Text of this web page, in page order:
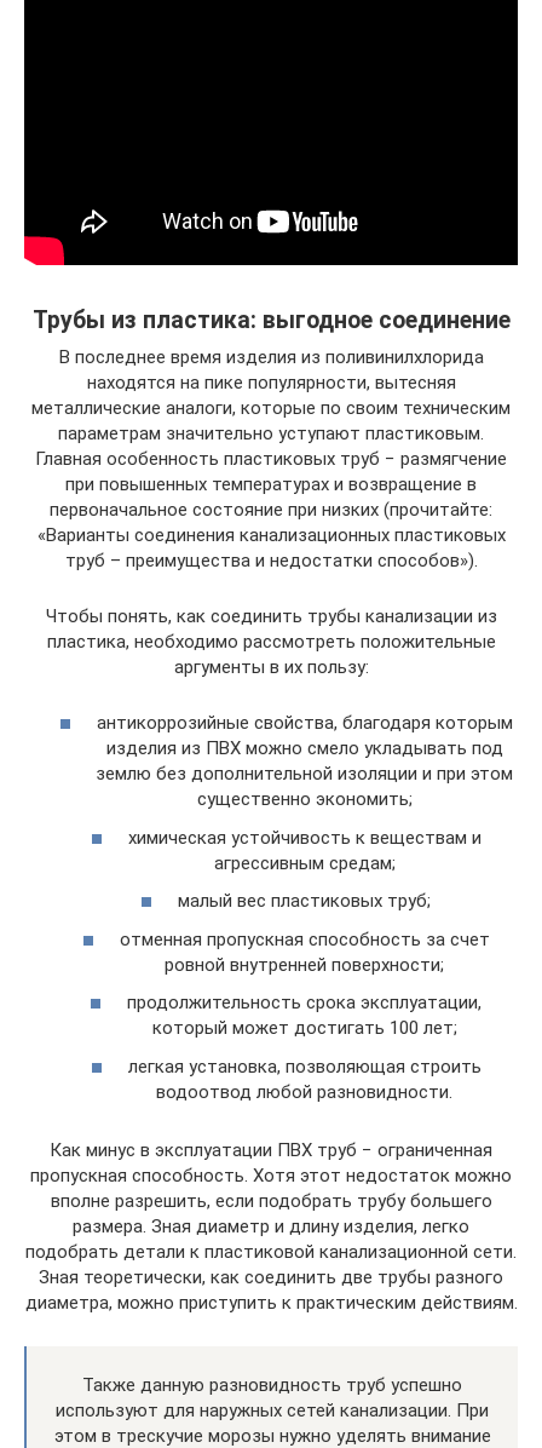
Трубы из пластика: выгодное соединение
В последнее время изделия из поливинилхлорида
находятся на пике популярности, вытесняя
металлические аналоги, которые по своим техническим
параметрам значительно уступают пластиковым.
Главная особенность пластиковых труб − размягчение
при повышенных температурах и возвращение в
первоначальное состояние при низких (прочитайте:
«Варианты соединения канализационных пластиковых
труб – преимущества и недостатки способов»).
Чтобы понять, как соединить трубы канализации из
пластика, необходимо рассмотреть положительные
аргументы в их пользу:
антикоррозийные свойства, благодаря которым
изделия из ПВХ можно смело укладывать под
землю без дополнительной изоляции и при этом
существенно экономить;
химическая устойчивость к веществам и
агрессивным средам;
малый вес пластиковых труб;
отменная пропускная способность за счет
ровной внутренней поверхности;
продолжительность срока эксплуатации,
который может достигать 100 лет;
легкая установка, позволяющая строить
водоотвод любой разновидности.
Как минус в эксплуатации ПВХ труб − ограниченная
пропускная способность. Хотя этот недостаток можно
вполне разрешить, если подобрать трубу большего
размера. Зная диаметр и длину изделия, легко
подобрать детали к пластиковой канализационной сети.
Зная теоретически, как соединить две трубы разного
диаметра, можно приступить к практическим действиям.
Также данную разновидность труб успешно
используют для наружных сетей канализации. При
этом в трескучие морозы нужно уделять внимание